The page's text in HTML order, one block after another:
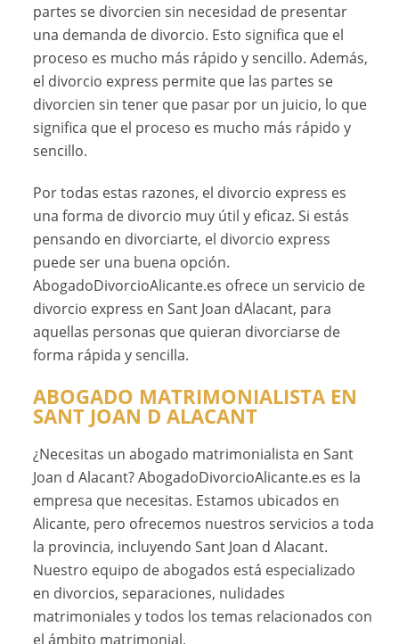
partes se divorcien sin necesidad de presentar
una demanda de divorcio. Esto significa que el
proceso es mucho más rápido y sencillo. Además,
el divorcio express permite que las partes se
divorcien sin tener que pasar por un juicio, lo que
significa que el proceso es mucho más rápido y
sencillo.
Por todas estas razones, el divorcio express es
una forma de divorcio muy útil y eficaz. Si estás
pensando en divorciarte, el divorcio express
puede ser una buena opción.
AbogadoDivorcioAlicante.es ofrece un servicio de
divorcio express en Sant Joan dAlacant, para
aquellas personas que quieran divorciarse de
forma rápida y sencilla.
ABOGADO MATRIMONIALISTA EN
SANT JOAN D ALACANT
¿Necesitas un abogado matrimonialista en Sant
Joan d Alacant? AbogadoDivorcioAlicante.es es la
empresa que necesitas. Estamos ubicados en
Alicante, pero ofrecemos nuestros servicios a toda
la provincia, incluyendo Sant Joan d Alacant.
Nuestro equipo de abogados está especializado
en divorcios, separaciones, nulidades
matrimoniales y todos los temas relacionados con
el ámbito matrimonial.